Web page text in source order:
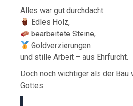
Alles war gut durchdacht:
Edles Holz,
bearbeitete Steine,
Goldverzierungen
und stille Arbeit – aus Ehrfurcht.
Doch noch wichtiger als der
Gottes: